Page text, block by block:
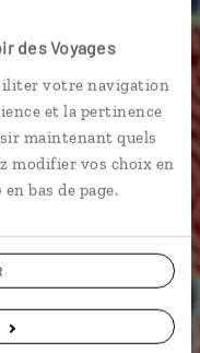
des Voyages
votre navigation
et la pertinence
maintenant quels
modifier vos choix en
bas de page.
conseils à nos
au plus
nos studios